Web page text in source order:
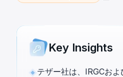
Key Insights
テザー社は、IRGCお